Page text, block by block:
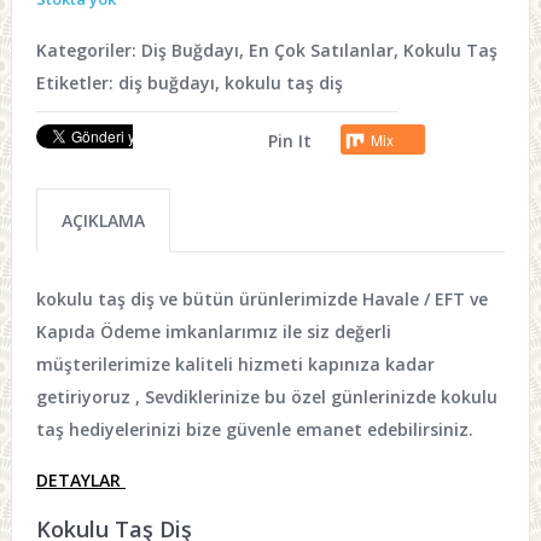
Kategoriler: Diş Buğdayı, En Çok Satılanlar, Kokulu Taş
Etiketler: diş buğdayı, kokulu taş diş
Pin It Mix
AÇIKLAMA
kokulu taş diş ve bütün ürünlerimizde Havale / EFT ve
Kapıda Ödeme imkanlarımız ile siz değerli
müşterilerimize kaliteli hizmeti kapınıza kadar
getiriyoruz , Sevdiklerinize bu özel günlerinizde kokulu
taş hediyelerinizi bize güvenle emanet edebilirsiniz.
DETAYLAR
Kokulu Taş Diş